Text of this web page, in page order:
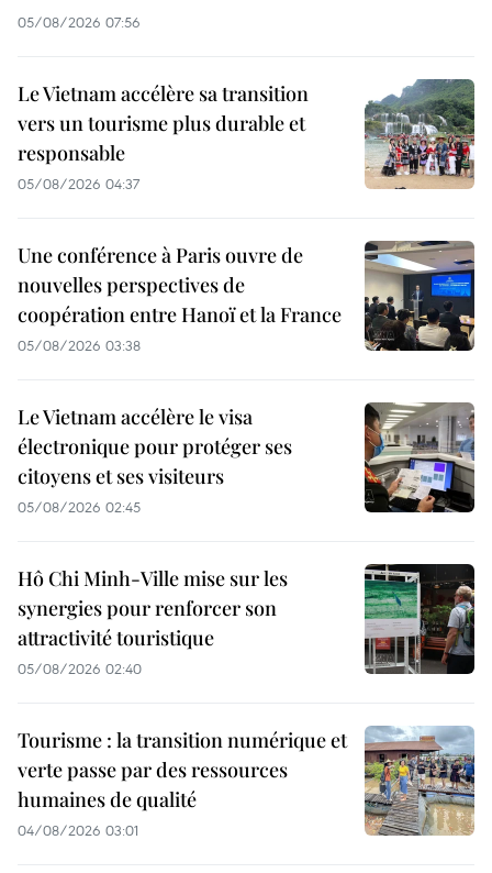
05/08/2026 07:56
Le Vietnam accélère sa transition
vers un tourisme plus durable et
responsable
05/08/2026 04:37
Une conférence à Paris ouvre de
nouvelles perspectives de
coopération entre Hanoï et la France
05/08/2026 03:38
Le Vietnam accélère le visa
électronique pour protéger ses
citoyens et ses visiteurs
05/08/2026 02:45
Hô Chi Minh-Ville mise sur les
synergies pour renforcer son
attractivité touristique
05/08/2026 02:40
Tourisme : la transition numérique et
verte passe par des ressources
humaines de qualité
04/08/2026 03:01